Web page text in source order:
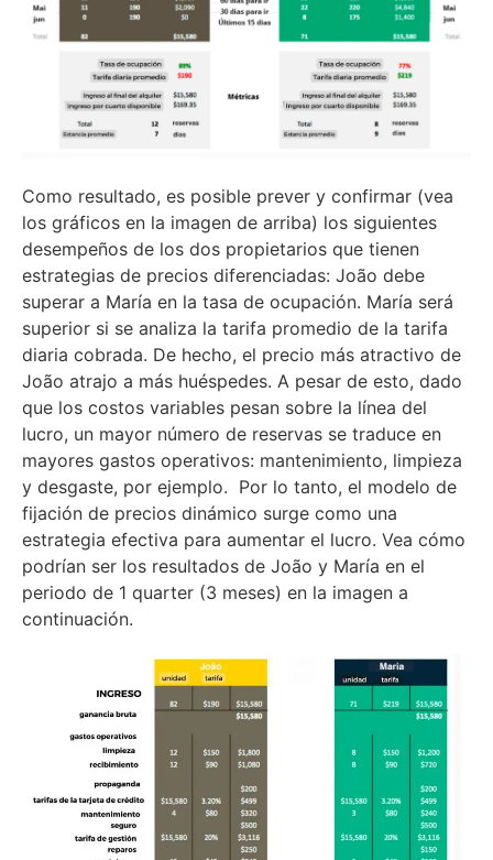
Como resultado, es posible prever y confirmar (vea
los gráficos en la imagen de arriba) los siguientes
desempeños de los dos propietarios que tienen
estrategias de precios diferenciadas: João debe
superar a María en la tasa de ocupación. María será
superior si se analiza la tarifa promedio de la tarifa
diaria cobrada. De hecho, el precio más atractivo de
João atrajo a más huéspedes. A pesar de esto, dado
que los costos variables pesan sobre la línea del
lucro, un mayor número de reservas se traduce en
mayores gastos operativos: mantenimiento, limpieza
y desgaste, por ejemplo. Por lo tanto, el modelo de
fijación de precios dinámico surge como una
estrategia efectiva para aumentar el lucro. Vea cómo
podrían ser los resultados de João y María en el
periodo de 1 quarter (3 meses) en la imagen a
continuación.